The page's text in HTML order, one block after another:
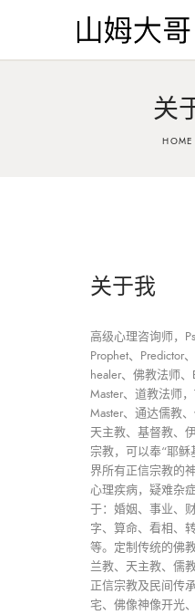
关
HOME
关于我
高级心理咨询师，
Prophet、Predictor
healer、佛教法师、
Master、道教法师
Master、通达儒教
天主教、基督教、
宗教，可以奉“耶
界所有正信宗教的
心理疾病，疑难杂
于：婚姻、事业、
字、算命、看相、
等。定制传统的佛
兰教、天主教、儒
正信宗教及民间传
宅、佛像神像开光